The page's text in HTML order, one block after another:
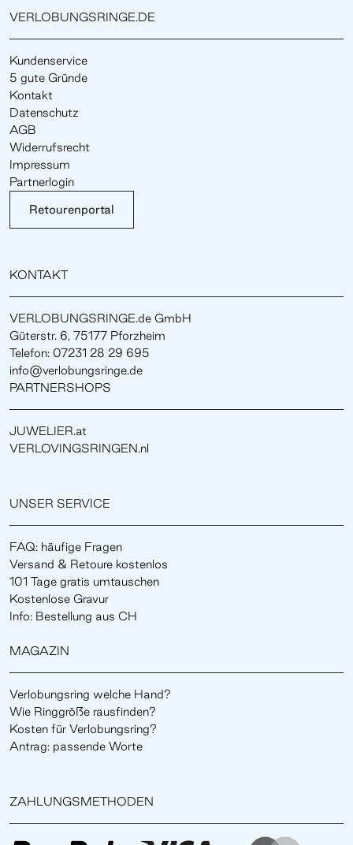
VERLOBUNGSRINGE.DE
Kundenservice
5 gute Gründe
Kontakt
Datenschutz
AGB
Widerrufsrecht
Impressum
Partnerlogin
Retourenportal
KONTAKT
VERLOBUNGSRINGE.de GmbH
Güterstr. 6, 75177 Pforzheim
Telefon: 07231 28 29 695
info@verlobungsringe.de
PARTNERSHOPS
JUWELIER.at
VERLOVINGSRINGEN.nl
UNSER SERVICE
FAQ: häufige Fragen
Versand & Retoure kostenlos
101 Tage gratis umtauschen
Kostenlose Gravur
Info: Bestellung aus CH
MAGAZIN
Verlobungsring welche Hand?
Wie Ringgröße rausfinden?
Kosten für Verlobungsring?
Antrag: passende Worte
ZAHLUNGSMETHODEN